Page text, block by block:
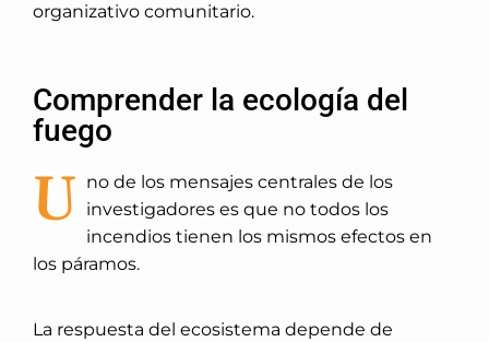
organizativo comunitario.
Comprender la ecología del
fuego
U no de los mensajes centrales de los
investigadores es que no todos los
incendios tienen los mismos efectos en
los páramos.
La respuesta del ecosistema depende de